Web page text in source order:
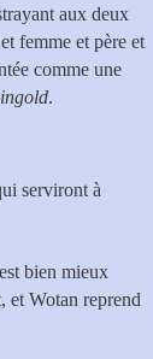
aux deux
femme et père et
comme une
.
serviront à
bien mieux
et Wotan reprend